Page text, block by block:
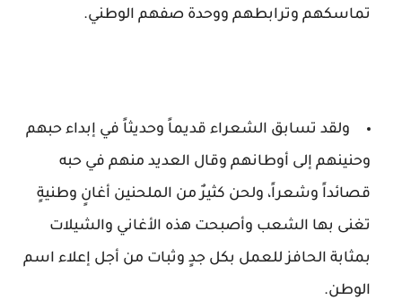
تماسكهم وترابطهم ووحدة صفهم الوطني.
ولقد تسابق الشعراء قديماً وحديثاً في إبداء حبهم
وحنينهم إلى أوطانهم وقال العديد منهم في حبه
قصائداً وشعراً، ولحن كثيرٌ من الملحنين أغانٍ وطنيةٍ
تغنى بها الشعب وأصبحت هذه الأغاني والشيلات
بمثابة الحافز للعمل بكل جدٍ وثبات من أجل إعلاء اسم
الوطن.